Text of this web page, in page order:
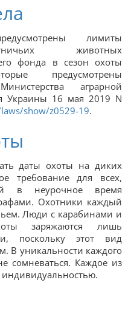
лимиты
животных
фонда в сезон охоты
предусмотрены
аграрной
Украины 16 мая 2019 N
show/z0529-19.
даты охоты на диких
требование для всех,
в неурочное время
Охотники каждый
Люди с карабинами и
заряжаются лишь
поскольку этот вид
В уникальности каждого
сомневаться. Каждое из